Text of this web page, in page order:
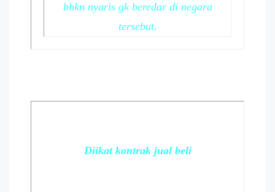
bhkn nyaris gk beredar di negara
tersebut.
Diikat kontrak jual beli